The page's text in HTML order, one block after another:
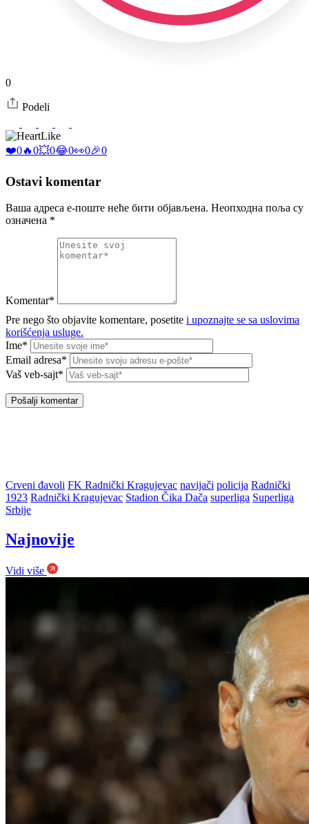
0
Podeli
Like
❤️0🔥0💥0😂0👀0🎉0
Ostavi komentar
Ваша адреса е-поште неће бити објављена. Неопходна поља су
означена *
Komentar*
Pre nego što objavite komentare, posetite i upoznajte se sa uslovima
korišćenja usluge.
Ime*
Email adresa*
Vaš veb-sajt*
Crveni đavoli FK Radnički Kragujevac navijači policija Radnički
1923 Radnički Kragujevac Stadion Čika Dača superliga Superliga
Srbije
Najnovije
Vidi više